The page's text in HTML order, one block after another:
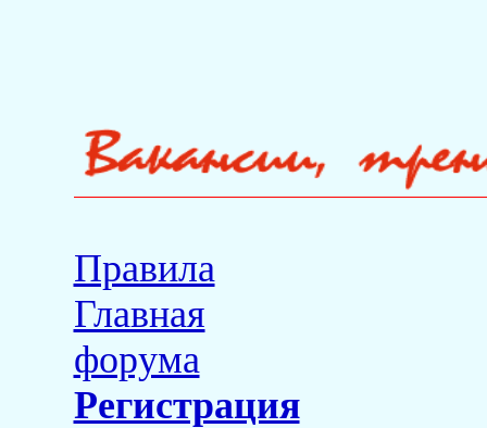
Правила
Главная
форума
Регистрация